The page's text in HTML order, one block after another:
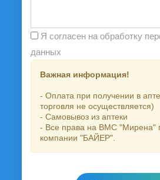
данных
Важная информация!
- Оплата при получении в
торговля не осуществляется)
- Самовывоз из аптеки
- Все права на ВМС "Мирена"
компании "БАЙЕР".